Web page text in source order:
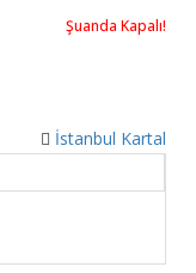
Şuanda Kapalı!
İstanbul Kartal